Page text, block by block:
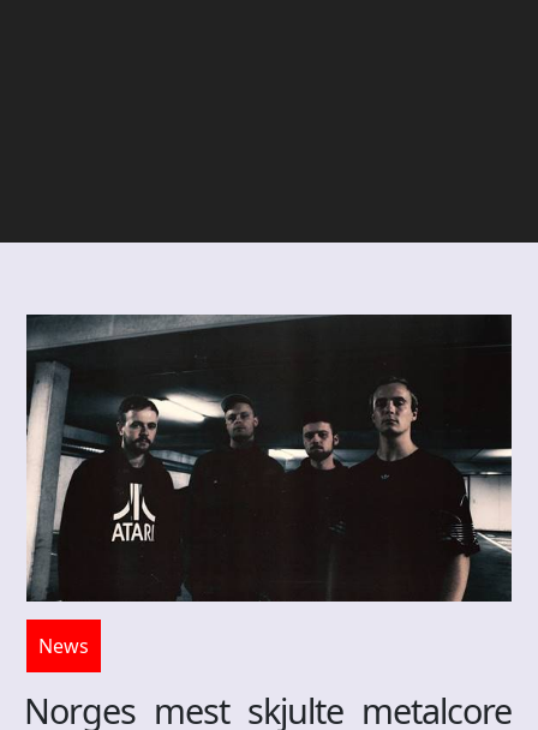
News
Norges mest skjulte metalcore